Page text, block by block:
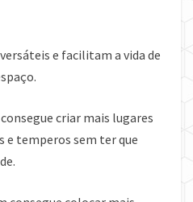
e facilitam a vida de
criar mais lugares
e temperos sem ter que